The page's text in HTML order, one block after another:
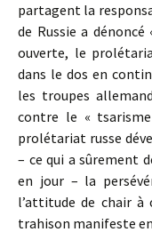
partagent la
de Russie a
ouverte, le
dans le dos en
les troupes
contre le «
prolétariat russe
– ce qui a sûrement
en jour – la
l’attitude de chair à
trahison manifeste